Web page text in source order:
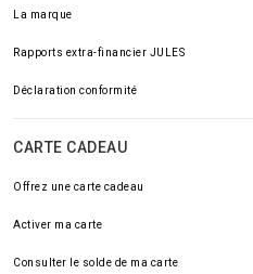
La marque
Rapports extra-financier JULES
Déclaration conformité
CARTE CADEAU
Offrez une carte cadeau
Activer ma carte
Consulter le solde de ma carte